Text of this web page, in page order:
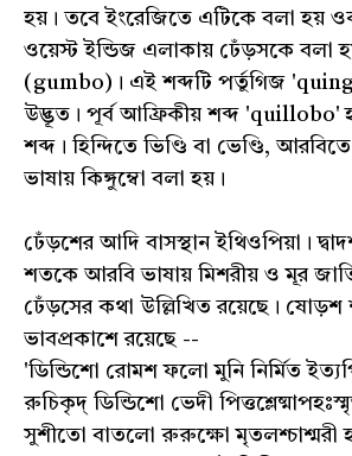
হয়। তবে ইংরেজিতে এটিকে বলা হয়
ওয়েস্ট ইন্ডিজ এলাকায় ঢেঁড়সকে বলা
(gumbo)। এই শব্দটি পর্তুগিজ
উদ্ভূত। পূর্ব আফ্রিকীয় শব্দ 'quillobo'
শব্দ। হিন্দিতে ভিণ্ডি বা ভেণ্ডি,
ভাষায় কিঙ্গুম্বো বলা হয়।
ঢেঁড়শের আদি বাসস্থান ইথিওপিয়া।
শতকে আরবি ভাষায় মিশরীয় ও মূর
ঢেঁড়সের কথা উল্লিখিত রয়েছে।
ভাবপ্রকাশে রয়েছে --
'ডিন্ডিশো রোমশ ফলো মুনি নির্মিত
রুচিকৃদ্ ডিন্ডিশো ভেদী
সুশীতো বাতলো রুরুক্ষো মৃতলশ্চাশ্মরী